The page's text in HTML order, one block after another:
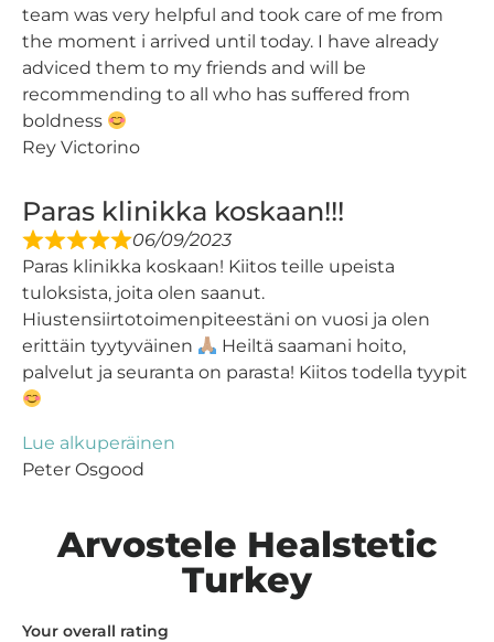
team was very helpful and took care of me from
the moment i arrived until today. I have already
adviced them to my friends and will be
recommending to all who has suffered from
boldness
Rey Victorino
Paras klinikka koskaan!!!
06/09/2023
Paras klinikka koskaan! Kiitos teille upeista
tuloksista, joita olen saanut.
Hiustensiirtotoimenpiteestäni on vuosi ja olen
erittäin tyytyväinen
Heiltä saamani hoito,
palvelut ja seuranta on parasta! Kiitos todella tyypit
Lue alkuperäinen
Peter Osgood
Arvostele Healstetic
Turkey
Your overall rating